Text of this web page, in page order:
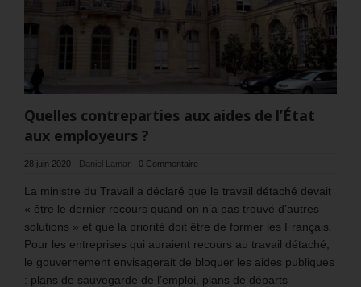
Quelles contreparties aux aides de l’État
aux employeurs ?
28 juin 2020 - Daniel Lamar - 0 Commentaire
La ministre du Travail a déclaré que le travail détaché devait
« être le dernier recours quand on n’a pas trouvé d’autres
solutions » et que la priorité doit être de former les Français.
Pour les entreprises qui auraient recours au travail détaché,
le gouvernement envisagerait de bloquer les aides publiques
: plans de sauvegarde de l’emploi, plans de départs